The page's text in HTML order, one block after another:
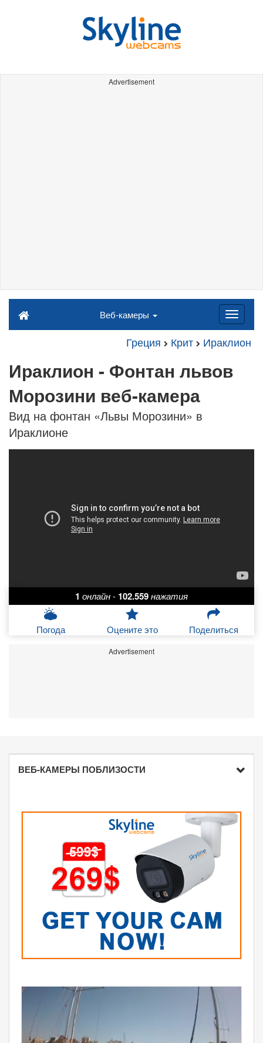
Advertisement
Веб-камеры
Греция Крит Ираклион
Ираклион - Фонтан львов
Морозини веб-камера
Вид на фонтан «Львы Морозини» в
Ираклионе
1 онлайн- 102.559нажатия
Погода Оцените это Поделиться
Advertisement
ВЕБ-КАМЕРЫ ПОБЛИЗОСТИ